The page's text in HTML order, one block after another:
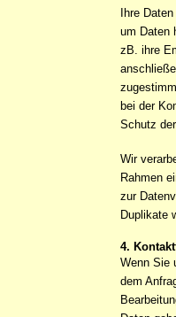
Ihre
um Daten
zB. ihre
bei der
Schutz
Wir
Rahmen
zur
Duplikate
4.
Wenn Sie
dem